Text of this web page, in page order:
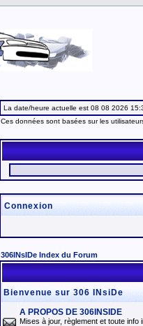
La date/heure actuelle est 08 08 2026
Ces données sont basées sur les
Connexion
306INsIDe Index du Forum
Bienvenue sur 306 INsiDe
A PROPOS DE 306INSIDE
Mises à jour, règlement et toute